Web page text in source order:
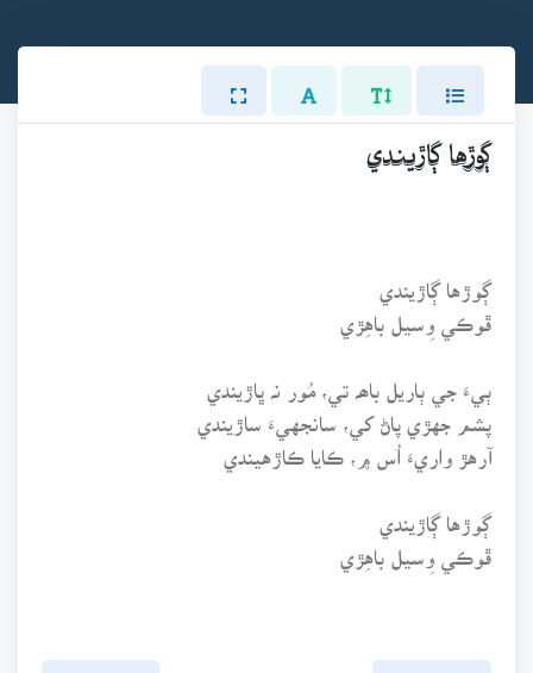
ڳوڙها ڳاڙيندي
ڳوڙها ڳاڙيندي
ڦوڪي وِسيل باهِڙي
ٻيءَ جي ٻاريل باھہ تي، مُور نہ ڀاڙيندي
پشم جهڙي پاڻ کي، سانجهيءَ ساڙيندي
آرهڙ واريءَ اُس ۾، ڪايا ڪاڙهيندي
ڳوڙها ڳاڙيندي
ڦوڪي وِسيل باهِڙي